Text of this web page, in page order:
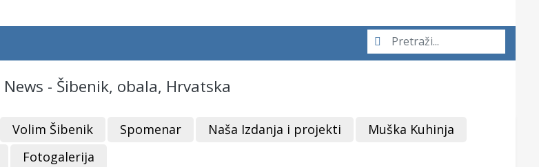
Volim Šibenik Spomenar Naša Izdanja i projekti
Muška Kuhinja
Fotogalerija